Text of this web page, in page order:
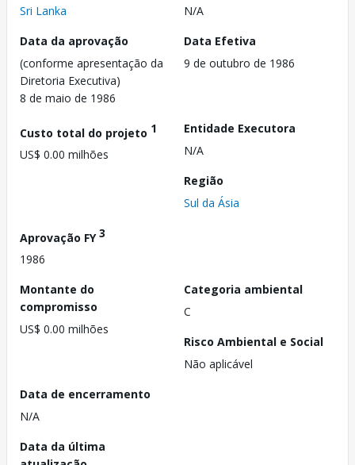
Sri Lanka
N/A
Data da aprovação
(conforme apresentação da
Diretoria Executiva)
8 de maio de 1986
Data Efetiva
9 de outubro de 1986
Custo total do projeto 1
US$ 0.00 milhões
Entidade Executora
N/A
Região
Sul da Ásia
Aprovação FY3
1986
Montante do
compromisso
US$ 0.00 milhões
Categoria ambiental
C
Risco Ambiental e Social
Não aplicável
Data de encerramento
N/A
Data da última